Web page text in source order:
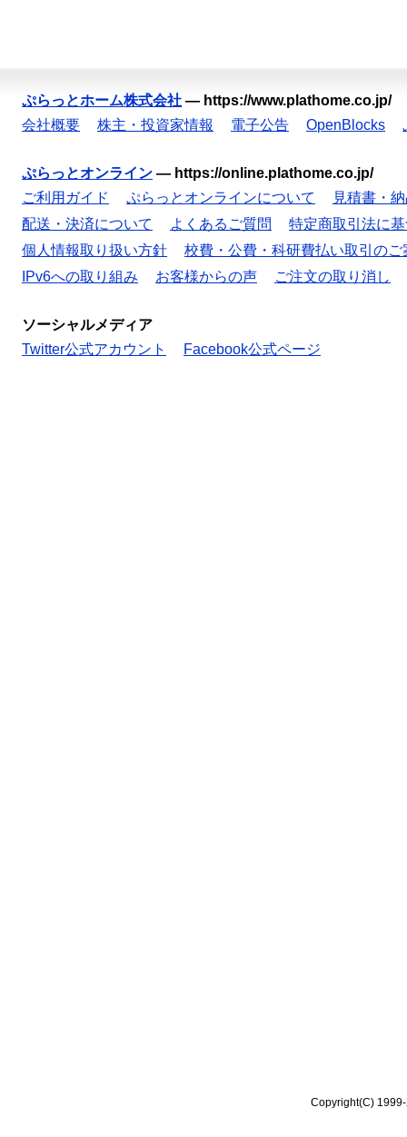
ぷらっとホーム株式会社 — https://www.plathome.co.jp/
会社概要
株主・投資家情報 電子公告 OpenBlocks
ぷらっとオンライン — https://online.plathome.co.jp/
ご利用ガイド
ぷらっとオンラインについて
見積書・
配送・決済について
よくあるご質問
特定商取引法に
個人情報取り扱い方針
校費・公費・科研費払い取引のご
IPv6への取り組み
お客様からの声 ご注文の取り消し
ソーシャルメディア
Twitter公式アカウント
Facebook公式ページ
Copyright(C)